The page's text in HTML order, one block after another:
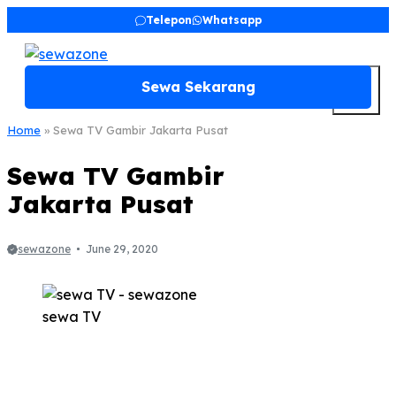
content
Telepon Whatsapp
Sewa Sekarang
Home » Sewa TV Gambir Jakarta Pusat
Sewa TV Gambir
Jakarta Pusat
sewazone June 29, 2020
sewa TV